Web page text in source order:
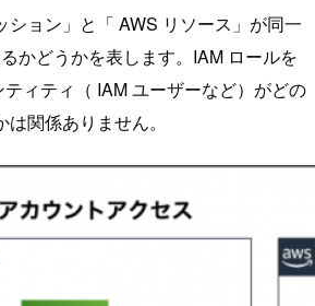
ション」と「 AWS リソース」が同一
かどうかを表します。IAM ロールを
ィティ（ IAM ユーザーなど）がどの
関係ありません。